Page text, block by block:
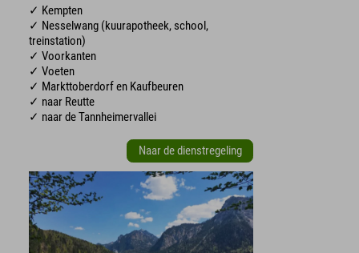
✓ Kempten
✓ Nesselwang (kuurapotheek, school,
treinstation)
✓ Voorkanten
✓ Voeten
✓ Markttoberdorf en Kaufbeuren
✓ naar Reutte
✓ naar de Tannheimervallei
Naar de dienstregeling